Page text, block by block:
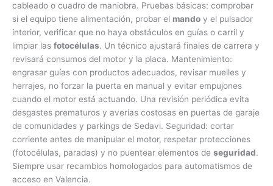
cableado o cuadro de maniobra. Pruebas básicas: comprobar
si el equipo tiene alimentación, probar el mando y el pulsador
interior, verificar que no haya obstáculos en guías o carril y
limpiar las fotocélulas. Un técnico ajustará finales de carrera y
revisará consumos del motor y la placa. Mantenimiento:
engrasar guías con productos adecuados, revisar muelles y
herrajes, no forzar la puerta en manual y evitar empujones
cuando el motor está actuando. Una revisión periódica evita
desgastes prematuros y averías costosas en puertas de garaje
de comunidades y parkings de Sedavi. Seguridad: cortar
corriente antes de manipular el motor, respetar protecciones
(fotocélulas, paradas) y no puentear elementos de seguridad.
Siempre usar recambios homologados para automatismos de
acceso en Valencia.